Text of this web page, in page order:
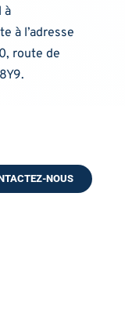
à
à l’adresse
route de
NOUS